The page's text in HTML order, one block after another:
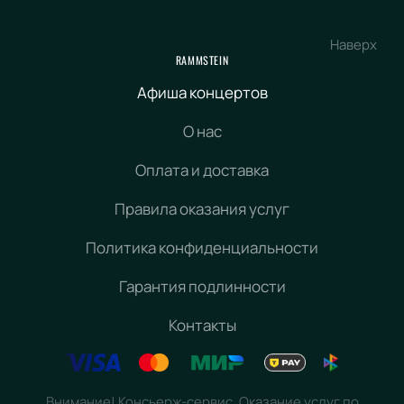
Наверх
RAMMSTEIN
Афиша концертов
О нас
Оплата и доставка
Правила оказания услуг
Политика конфиденциальности
Гарантия подлинности
Контакты